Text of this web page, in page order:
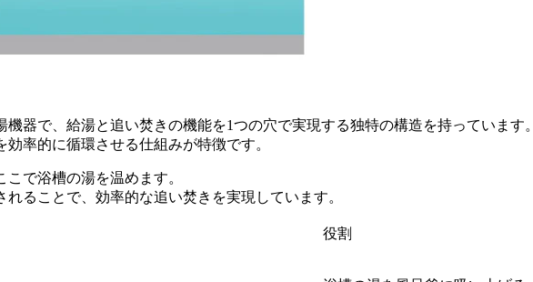
器で、給湯と追い焚きの機能を1つの穴で実現する独特の構造を持っています。
率的に循環させる仕組みが特徴です。
で浴槽の湯を温めます。
ることで、効率的な追い焚きを実現しています。
役割